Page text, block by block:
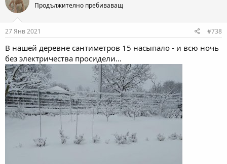
Продължително пребиваващ
27 Янв 2021 #738
В нашей деревне сантиметров 15 насыпало - и всю ночь
без электричества просидели...